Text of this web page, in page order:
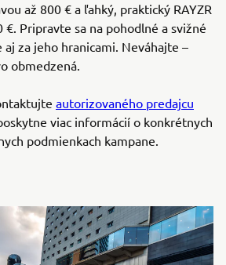
až 800 € a ľahký, praktický RAYZR
€. Pripravte sa na pohodlné a svižné
za jeho hranicami. Neváhajte –
obmedzená.
autorizovaného predajcu
viac informácií o konkrétnych
podmienkach kampane.